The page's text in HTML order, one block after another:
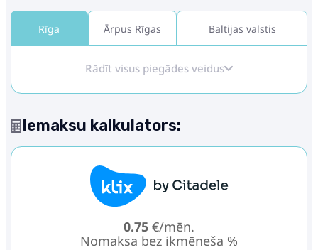
Rīga Ārpus Rīgas Baltijas valstis
Rādīt visus piegādes veidus
Iemaksu kalkulators:
0.75 €/mēn.
Nomaksa bez ikmēneša %